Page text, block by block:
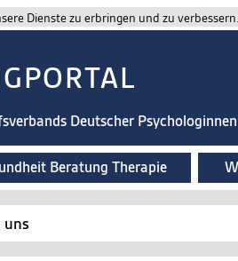
Dienste zu erbringen und zu
Deutscher
Beratung Therapie
uns